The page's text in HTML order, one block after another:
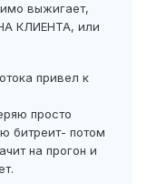
выжигает,
КЛИЕНТА, или
привел к
просто
битреит- потом
на прогон и